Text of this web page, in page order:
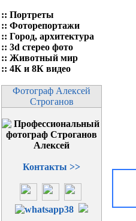
:: Портреты
:: Фоторепортажи
:: Город, архитектура
:: 3d стерео фото
:: Животный мир
:: 4К и 8К видео
Фотограф Алексей
Строганов
Контакты >>